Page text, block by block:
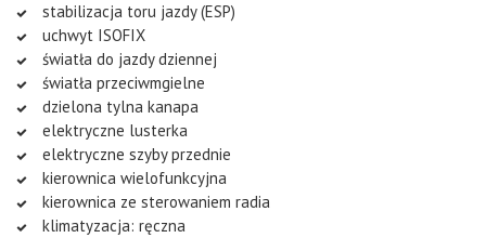
stabilizacja toru jazdy (ESP)
uchwyt ISOFIX
światła do jazdy dziennej
światła przeciwmgielne
dzielona tylna kanapa
elektryczne lusterka
elektryczne szyby przednie
kierownica wielofunkcyjna
kierownica ze sterowaniem radia
klimatyzacja: ręczna